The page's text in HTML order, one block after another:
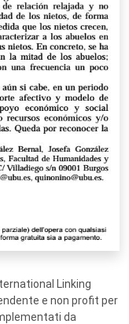
Linking
e non profit per
da